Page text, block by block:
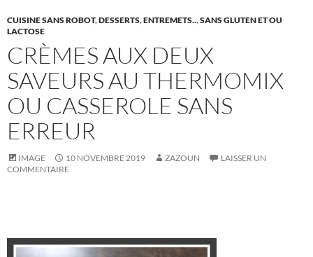
CUISINE SANS ROBOT,DESSERTS,ENTREMETS..,SANS GLUTEN ET OU
LACTOSE
CRÈMES AUX DEUX
SAVEURS AU THERMOMIX
OU CASSEROLE SANS
ERREUR
IMAGE 10 NOVEMBRE 2019 ZAZOUN
LAISSER UN
COMMENTAIRE